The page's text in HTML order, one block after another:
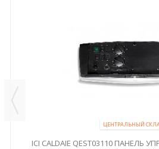
ЦЕНТРАЛЬНЫЙ
ICI CALDAIE QEST03110 ПАНЕЛЬ